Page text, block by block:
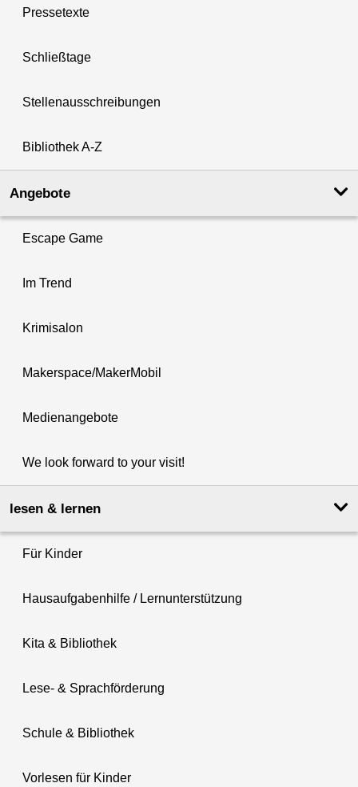
Pressetexte
Schließtage
Stellenausschreibungen
Bibliothek A-Z
Angebote
Escape Game
Im Trend
Krimisalon
Makerspace/MakerMobil
Medienangebote
We look forward to your visit!
lesen & lernen
Für Kinder
Hausaufgabenhilfe / Lernunterstützung
Kita & Bibliothek
Lese- & Sprachförderung
Schule & Bibliothek
Vorlesen für Kinder